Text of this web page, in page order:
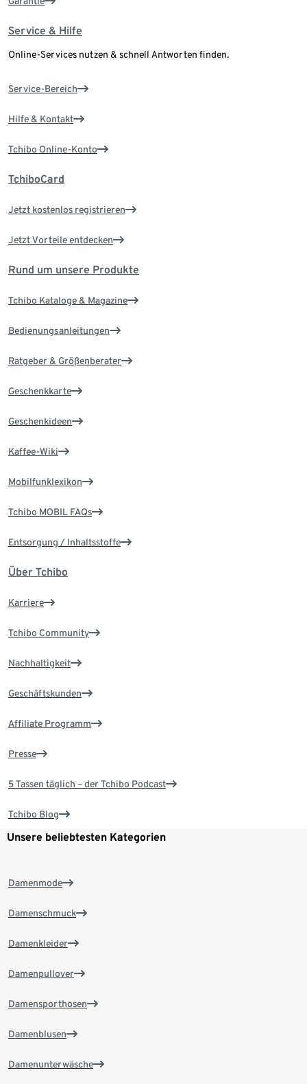
Service & Hilfe
Online-Services nutzen & schnell Antworten finden.
Service-Bereich
Hilfe & Kontakt
Tchibo Online-Konto
TchiboCard
Jetzt kostenlos registrieren
Jetzt Vorteile entdecken
Rund um unsere Produkte
Tchibo Kataloge & Magazine
Bedienungsanleitungen
Ratgeber & Größenberater
Geschenkkarte
Geschenkideen
Kaffee-Wiki
Mobilfunklexikon
Tchibo MOBIL FAQs
Entsorgung / Inhaltsstoffe
Über Tchibo
Karriere
Tchibo Community
Nachhaltigkeit
Geschäftskunden
Affiliate Programm
Presse
5 Tassen täglich – der Tchibo Podcast
Tchibo Blog
Unsere beliebtesten Kategorien
Damenmode
Damenschmuck
Damenkleider
Damenpullover
Damensporthosen
Damenblusen
Damenunterwäsche